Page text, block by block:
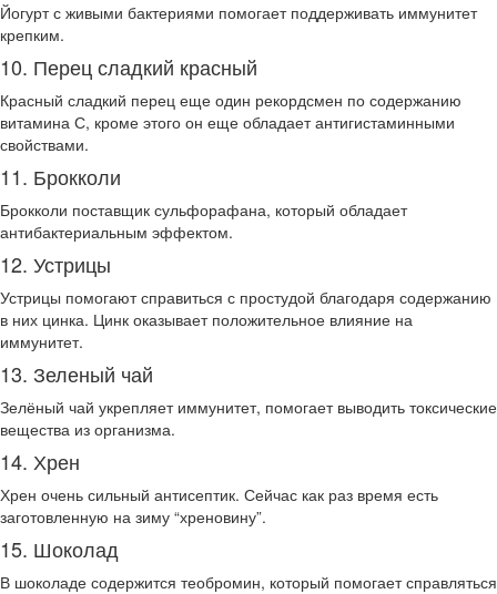
Йогурт с живыми бактериями помогает поддерживать иммунитет
крепким.
10. Перец сладкий красный
Красный сладкий перец еще один рекордсмен по содержанию
витамина С, кроме этого он еще обладает антигистаминными
свойствами.
11. Брокколи
Брокколи поставщик сульфорафана, который обладает
антибактериальным эффектом.
12. Устрицы
Устрицы помогают справиться с простудой благодаря содержанию
в них цинка. Цинк оказывает положительное влияние на
иммунитет.
13. Зеленый чай
Зелёный чай укрепляет иммунитет, помогает выводить токсические
вещества из организма.
14. Хрен
Хрен очень сильный антисептик. Сейчас как раз время есть
заготовленную на зиму “хреновину”.
15. Шоколад
В шоколаде содержится теобромин, который помогает справляться